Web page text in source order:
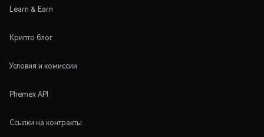
Learn & Earn
Крипто блог
Условия и комиссии
Phemex API
Ссылки на контракты